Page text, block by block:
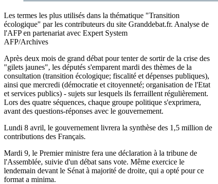
Les termes les plus utilisés dans la thématique "Transition
écologique" par les contributeurs du site Granddebat.fr. Analyse de
l'AFP en partenariat avec Expert System
AFP/Archives
Après deux mois de grand débat pour tenter de sortir de la crise des
"gilets jaunes", les députés s'emparent mardi des thèmes de la
consultation (transition écologique; fiscalité et dépenses publiques),
ainsi que mercredi (démocratie et citoyenneté; organisation de l'Etat
et services publics) - sujets sur lesquels ils ferraillent régulièrement.
Lors des quatre séquences, chaque groupe politique s'exprimera,
avant des questions-réponses avec le gouvernement.
Lundi 8 avril, le gouvernement livrera la synthèse des 1,5 million de
contributions des Français.
Mardi 9, le Premier ministre fera une déclaration à la tribune de
l'Assemblée, suivie d'un débat sans vote. Même exercice le
lendemain devant le Sénat à majorité de droite, qui a opté pour ce
format a minima.